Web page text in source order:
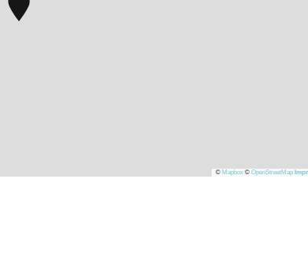
© Mapbox ©OpenStreetMap